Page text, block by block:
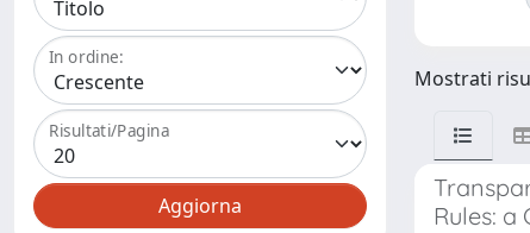
In ordine:
Risultati/Pagina
Mostrati
Rules: